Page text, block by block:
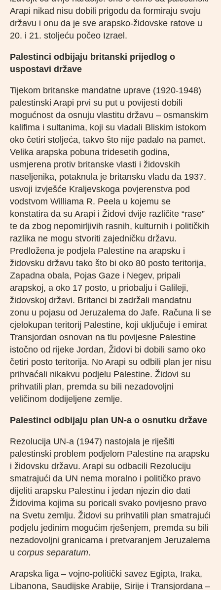
Arapi nikad nisu dobili prigodu da formiraju svoju
državu i onu da je sve arapsko-židovske ratove u
20. i 21. stoljeću počeo Izrael.
Palestinci odbijaju britanski prijedlog o
uspostavi države
Tijekom britanske mandatne uprave (1920-1948)
palestinski Arapi prvi su put u povijesti dobili
mogućnost da osnuju vlastitu državu – osmanskim
kalifima i sultanima, koji su vladali Bliskim istokom
oko četiri stoljeća, takvo što nije padalo na pamet.
Velika arapska pobuna tridesetih godina,
usmjerena protiv britanske vlasti i židovskih
naseljenika, potaknula je britansku vladu da 1937.
usvoji izvješće Kraljevskoga povjerenstva pod
vodstvom Williama R. Peela u kojemu se
konstatira da su Arapi i Židovi dvije različite “rase”
te da zbog nepomirljivih rasnih, kulturnih i političkih
razlika ne mogu stvoriti zajedničku državu.
Predložena je podjela Palestine na arapsku i
židovsku državu tako što bi oko 80 posto teritorija,
Zapadna obala, Pojas Gaze i Negev, pripali
arapskoj, a oko 17 posto, u priobalju i Galileji,
židovskoj državi. Britanci bi zadržali mandatnu
zonu u pojasu od Jeruzalema do Jafe. Računa li se
cjelokupan teritorij Palestine, koji uključuje i emirat
Transjordan osnovan na tlu povijesne Palestine
istočno od rijeke Jordan, Židovi bi dobili samo oko
četiri posto teritorija. No Arapi su odbili plan jer nisu
prihvaćali nikakvu podjelu Palestine. Židovi su
prihvatili plan, premda su bili nezadovoljni
veličinom dodijeljene zemlje.
Palestinci odbijaju plan UN-a o osnutku države
Rezolucija UN-a (1947) nastojala je riješiti
palestinski problem podjelom Palestine na arapsku
i židovsku državu. Arapi su odbacili Rezoluciju
smatrajući da UN nema moralno i političko pravo
dijeliti arapsku Palestinu i jedan njezin dio dati
Židovima kojima su poricali svako povijesno pravo
na Svetu zemlju. Židovi su prihvatili plan smatrajući
podjelu jedinim mogućim rješenjem, premda su bili
nezadovoljni granicama i pretvaranjem Jeruzalema
u corpus separatum.
Arapska liga – vojno-politički savez Egipta, Iraka,
Libanona, Saudijske Arabije, Sirije i Transjordana –